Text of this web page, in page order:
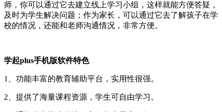
师，你可以通过它去建立线上学习小组，这样就能方便答疑，
及时为学生解决问题；作为家长，可以通过它去了解孩子在学
校的情况，还能和老师沟通情况，非常方便。
学起plus手机版软件特色
1、功能丰富的教育辅助平台，实用性很强。
2、提供了海量课程资源，学生可自由学习。